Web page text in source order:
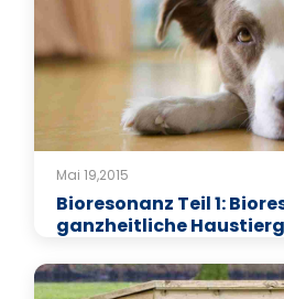
Mai 19,2015
Bioresonanz Teil 1:
ganzheitliche